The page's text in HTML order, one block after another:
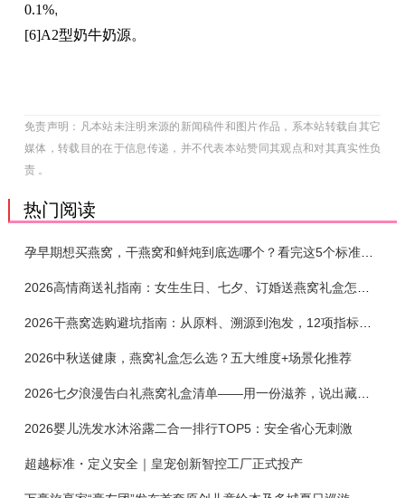
0.1%,
[6]A2型奶牛奶源。
免责声明：凡本站未注明来源的新闻稿件和图片作品，系本站转载自其它
媒体，转载目的在于信息传递，并不代表本站赞同其观点和对其真实性负
责 。
热门阅读
孕早期想买燕窝，干燕窝和鲜炖到底选哪个？看完这5个标准再下单
2026干燕窝选购避坑指南：从原料、溯源到泡发，12项指标判断靠谱燕窝
2026中秋送健康，燕窝礼盒怎么选？五大维度+场景化推荐
2026七夕浪漫告白礼燕窝礼盒清单——用一份滋养，说出藏在心底的爱
2026婴儿洗发水沐浴露二合一排行TOP5：安全省心无刺激
超越标准・定义安全｜皇宠创新智控工厂正式投产